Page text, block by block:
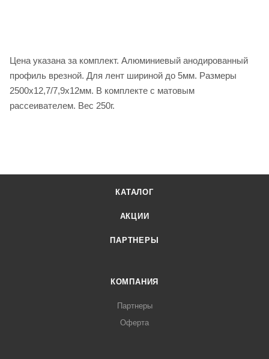
Цена указана за комплект. Алюминиевый анодированный
профиль врезной. Для лент шириной до 5мм. Размеры
2500x12,7/7,9x12мм. В комплекте с матовым
рассеивателем. Вес 250г.
КАТАЛОГ
АКЦИИ
ПАРТНЕРЫ
КОМПАНИЯ
Партнеры
Оферта